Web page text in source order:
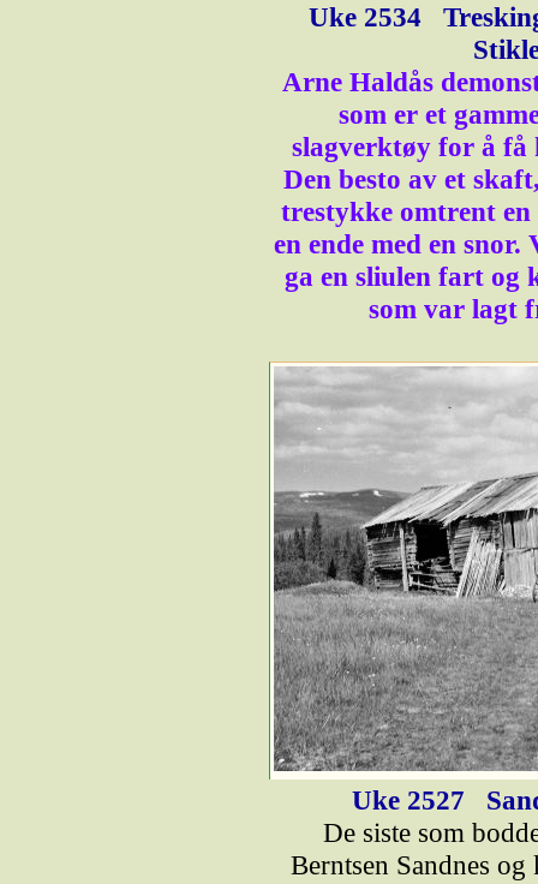
Uke 2534
Arne Haldås
som er et
slagverktøy for å få
Den besto av et
trestykke omtrent en
en ende med en
ga en sliulen fart og
som var lagt
Uke 2527
De siste som
Berntsen Sandnes